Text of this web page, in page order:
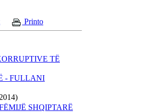
Printo
TË
- FULLANI
SHQIPTARË